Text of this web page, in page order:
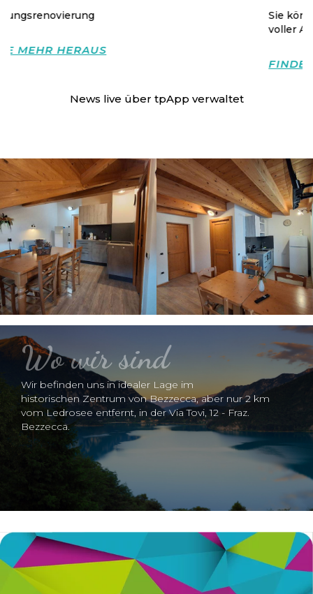
Sie können Ihre Versicherung in Ihrem Urlaub in
News live über tpApp verwaltet
Wo wir sind
Wir befinden uns in idealer Lage im
historischen Zentrum von Bezzecca, aber nur 2 km
vom Ledrosee entfernt, in der Via Tovi, 12 - Fraz.
Bezzecca.